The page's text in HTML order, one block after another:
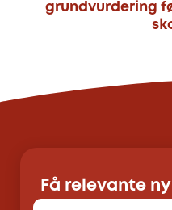
grundvurdering
Få relevante